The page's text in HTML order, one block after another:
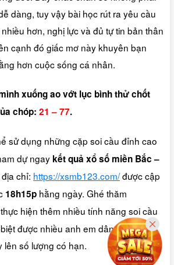
dàng, tuy vậy bài học rút ra yêu cầu
hơn, nghị lực và đủ tự tin bản thân
cạnh đó giấc mơ này khuyên bạn
hơn cuộc sống cá nhân.
xuống ao vớt lục bình thử chốt
chóp: 21 – 77.
sử dụng những cặp soi cầu đỉnh cao
dự ngay kết quả xổ số miền Bắc –
chỉ: https://xsmb123.com/được cập
18h15p hằng ngày. Ghé thăm
hiện thêm nhiều tính năng soi cầu
được nhiều anh em dân thủ xổ số
lên số lượng có hạn.